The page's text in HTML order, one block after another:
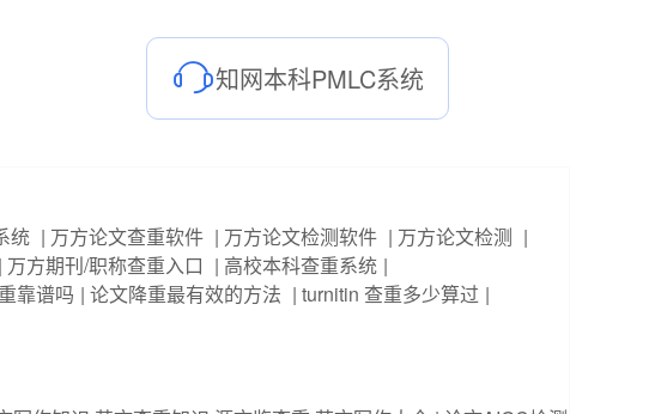
知网本科PMLC系统
统 | 万方论文查重软件 | 万方论文检测软件 | 万方论文检测 |
| 万方期刊/职称查重入口 | 高校本科查重系统 |
靠谱吗 | 论文降重最有效的方法 | turnitin 查重多少算过 |